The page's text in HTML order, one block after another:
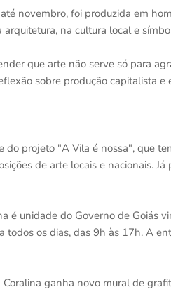
novembro, foi produzida em
arquitetura, na cultura local e
que arte não serve só para
sobre produção capitalista
do projeto "A Vila é nossa", que
de arte locais e nacionais.
é unidade do Governo de Goiás
todos os dias, das 9h às 17h. A
ganha novo mural de